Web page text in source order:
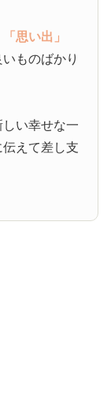
「思い出」
ものばかり
い幸せな一
えて差し支